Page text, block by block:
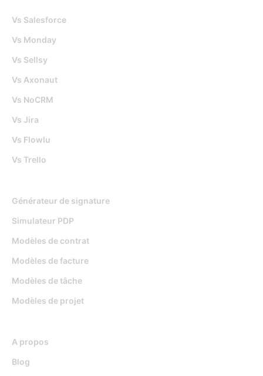
Vs Salesforce
Vs Monday
Vs Sellsy
Vs Axonaut
Vs NoCRM
Vs Jira
Vs Flowlu
Vs Trello
Générateur de signature
Simulateur PDP
Modèles de contrat
Modèles de facture
Modèles de tâche
Modèles de projet
A propos
Blog